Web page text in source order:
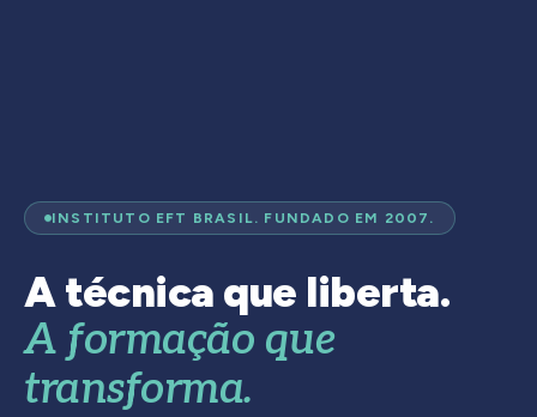
INSTITUTO EFT BRASIL. FUNDADO EM 2007.
A técnica que liberta.
A formação que
transforma.